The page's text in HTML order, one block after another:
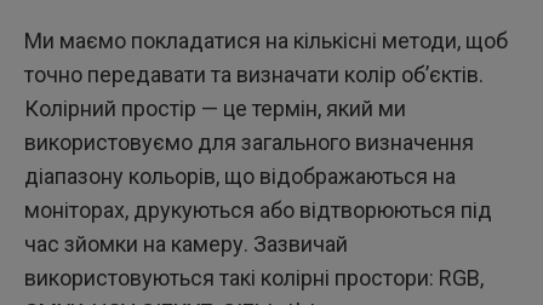
Ми маємо покладатися на кількісні методи, щоб
точно передавати та визначати колір об’єктів.
Колірний простір — це термін, який ми
використовуємо для загального визначення
діапазону кольорів, що відображаються на
моніторах, друкуються або відтворюються під
час зйомки на камеру. Зазвичай
використовуються такі колірні простори: RGB,